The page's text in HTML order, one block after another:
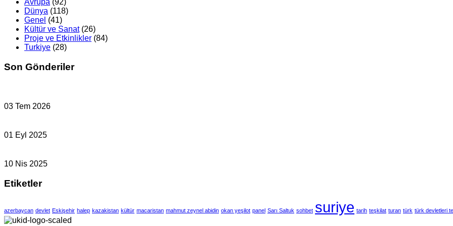
Avrupa (92)
Dünya (118)
Genel (41)
Kültür ve Sanat (26)
Proje ve Etkinlikler (84)
Turkiye (28)
Son Gönderiler
03 Tem 2026
01 Eyl 2025
10 Nis 2025
Etiketler
azerbaycan devlet Eskişehir halep kazakistan kültür macaristan mahmut zeynel abidin okan yeşilot panel Sarı Saltuk sohbet suriye tarih teşkilat turan türk türk devletleri